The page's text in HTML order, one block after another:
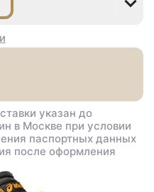
указан до
в Москве при условии
паспортных данных
после оформления